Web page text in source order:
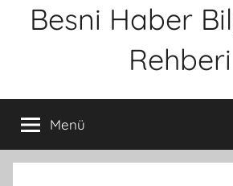
Besni Haber
Rehberi
Menü